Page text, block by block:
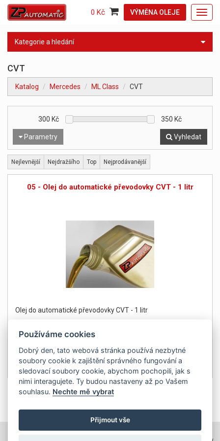
VÝMĚNA OLEJE
0 Kč
Kategorie a hledání
CVT
Katalog Mercedes ML Class CVT
Parametry
300 Kč 350 Kč
Vyhledat
Nejlevnější Nejdražšího Top Nejprodávanější
05 - Olej do automatické převodovky CVT - 1 litr
Olej do automatické převodovky CVT - 1 litr
Detail
345Kč
bez DPH 285 Kč
1
TOPWEBY - webhosting, domény, tvorba www
Používáme cookies
Dobrý den, tato webová stránka používá nezbytné
soubory cookie k zajištění správného fungování a
sledovací soubory cookie, abychom pochopili, jak s
nimi interagujete. Ty budou nastaveny až po Vašem
souhlasu. Nechte mě vybrat
Přijmout vše